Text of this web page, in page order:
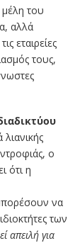
του
αλλά
εταιρείες
τους,
ο
ότι η
να
των
απειλή για